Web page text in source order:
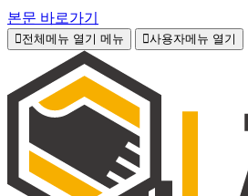
본문 바로가기
전체메뉴 열기 메뉴 사용자메뉴 열기